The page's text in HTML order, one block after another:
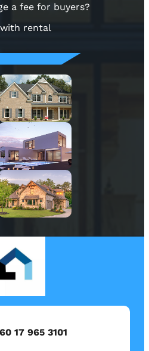
a fee for buyers?
rental
17 965 3101